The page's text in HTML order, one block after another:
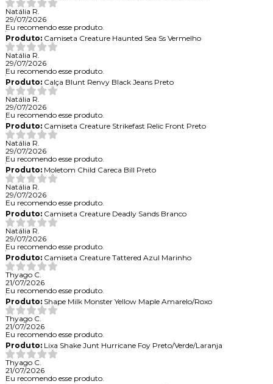
Natália R.
29/07/2026
Eu recomendo esse produto.
Produto:Camiseta Creature Haunted Sea Ss Vermelho
Natália R.
29/07/2026
Eu recomendo esse produto.
Produto:Calça Blunt Renvy Black Jeans Preto
Natália R.
29/07/2026
Eu recomendo esse produto.
Produto:Camiseta Creature Strikefast Relic Front Preto
Natália R.
29/07/2026
Eu recomendo esse produto.
Produto:Moletom Child Careca Bill Preto
Natália R.
29/07/2026
Eu recomendo esse produto.
Produto:Camiseta Creature Deadly Sands Branco
Natália R.
29/07/2026
Eu recomendo esse produto.
Produto:Camiseta Creature Tattered Azul Marinho
Thyago C.
21/07/2026
Eu recomendo esse produto.
Produto:Shape Milk Monster Yellow Maple Amarelo/Roxo
Thyago C.
21/07/2026
Eu recomendo esse produto.
Produto:Lixa Shake Junt Hurricane Foy Preto/Verde/Laranja
Thyago C.
21/07/2026
Eu recomendo esse produto.